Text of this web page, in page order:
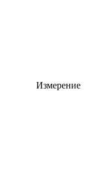
Измерение